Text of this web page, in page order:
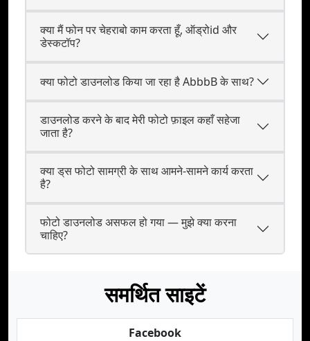
क्या मैं फोन पर चेहराबो काम करता हूँ, ऑड्रोid और
डेस्कटॉप?
क्या फोटो डाउनलोड किया जा रहा है AbbbB के साथ?
डाउनलोड करने के बाद मेरी फोटो फ़ाइल कहाँ सहेजा
जाता है?
क्या ड्‌स फोटो सामग्री के साथ आमने-सामने कार्य करता
है?
फोटो डाउनलोड असफल हो गया — मुझे क्या करना
चाहिए?
समर्थित साइटें
Facebook